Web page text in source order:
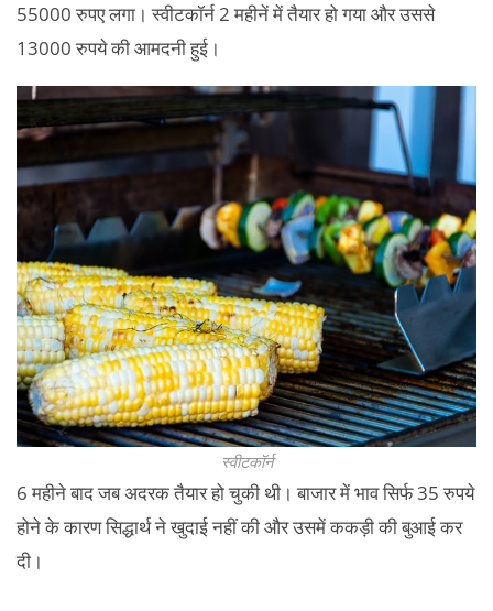
55000 रुपए लगा। स्वीटकॉर्न 2 महीनें में तैयार हो गया और उससे
13000 रुपये की आमदनी हुई।
स्वीटकॉर्न
6 महीने बाद जब अदरक तैयार हो चुकी थी। बाजार में भाव सिर्फ 35 रुपये
होने के कारण सिद्धार्थ ने खुदाई नहीं की और उसमें ककड़ी की बुआई कर
दी।